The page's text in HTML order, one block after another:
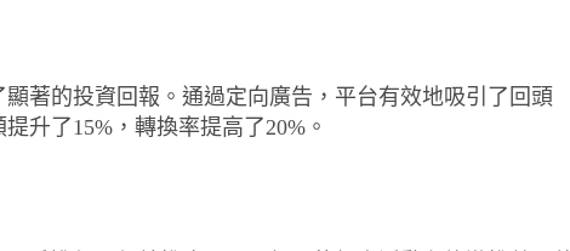
著的投資回報。通過定向廣告，平台有效地吸引了回頭
升了15%，轉換率提高了20%。